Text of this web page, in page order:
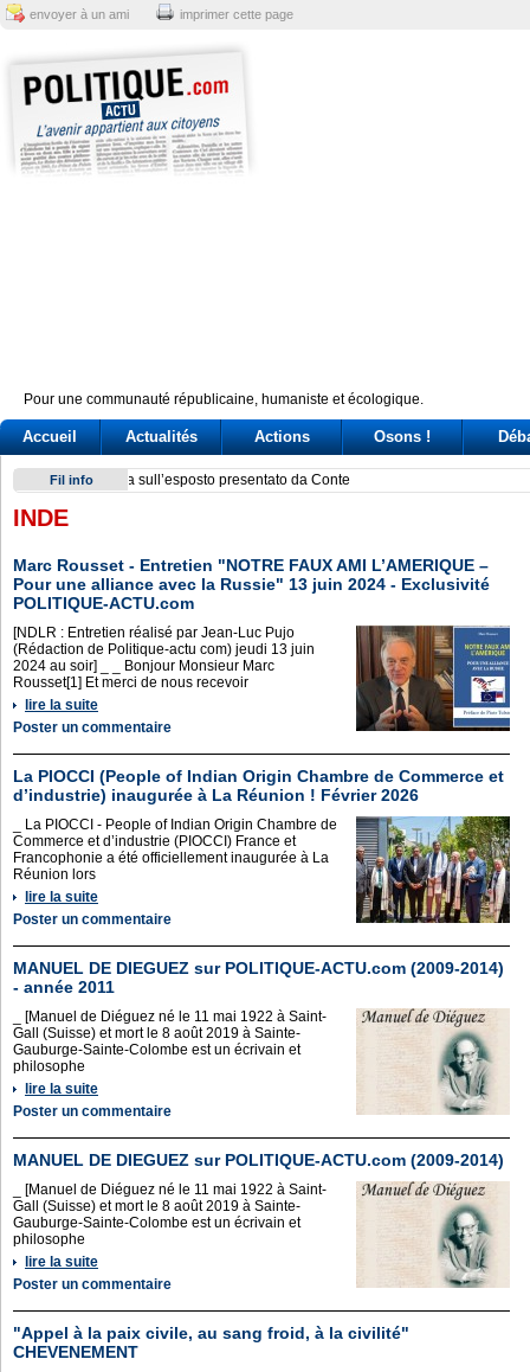
envoyer à un ami imprimer cette page
Pour une communauté républicaine, humaniste et écologique.
Accueil Actualités Actions Osons !
Fil info Scontro su Schengen, tensioni nel governo. Passa la linea
INDE
Marc Rousset - Entretien "NOTRE FAUX AMI L’AMERIQUE –
Pour une alliance avec la Russie" 13 juin 2024 - Exclusivité
POLITIQUE-ACTU.com
[NDLR : Entretien réalisé par Jean-Luc Pujo
(Rédaction de Politique-actu com) jeudi 13 juin
2024 au soir] _ _ Bonjour Monsieur Marc
Rousset[1] Et merci de nous recevoir
lire la suite
Poster un commentaire
La PIOCCI (People of Indian Origin Chambre de Commerce et
d’industrie) inaugurée à La Réunion ! Février 2026
_ La PIOCCI - People of Indian Origin Chambre de
Commerce et d’industrie (PIOCCI) France et
Francophonie a été officiellement inaugurée à La
Réunion lors
lire la suite
Poster un commentaire
MANUEL DE DIEGUEZ sur POLITIQUE-ACTU.com (2009-2014)
- année 2011
_ [Manuel de Diéguez né le 11 mai 1922 à Saint-
Gall (Suisse) et mort le 8 août 2019 à Sainte-
Gauburge-Sainte-Colombe est un écrivain et
philosophe
lire la suite
Poster un commentaire
MANUEL DE DIEGUEZ sur POLITIQUE-ACTU.com (2009-2014)
_ [Manuel de Diéguez né le 11 mai 1922 à Saint-
Gall (Suisse) et mort le 8 août 2019 à Sainte-
Gauburge-Sainte-Colombe est un écrivain et
philosophe
lire la suite
Poster un commentaire
"Appel à la paix civile, au sang froid, à la civilité"
CHEVENEMENT